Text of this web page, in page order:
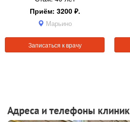
Приём: 3200 ₽.
Марьино
Записаться к врачу
Адреса и телефоны клиник